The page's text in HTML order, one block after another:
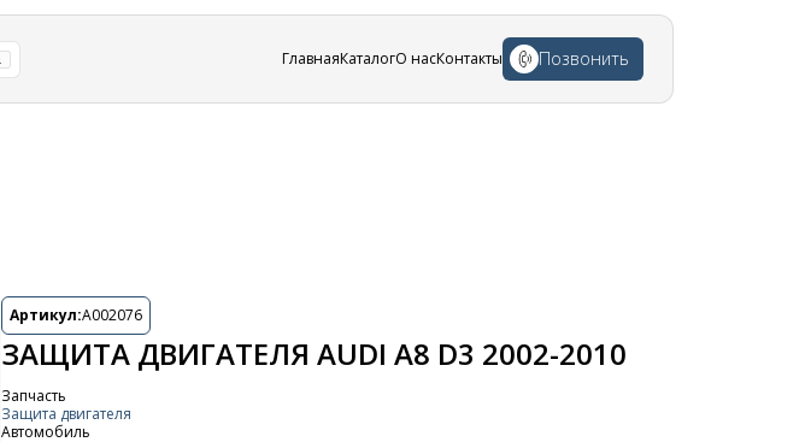
ГлавнаяКаталогО насКонтакты Позвонить
Артикул:A002076
ЗАЩИТА ДВИГАТЕЛЯ AUDI A8 D3 2002-2010
Запчасть
Защита двигателя
Автомобиль